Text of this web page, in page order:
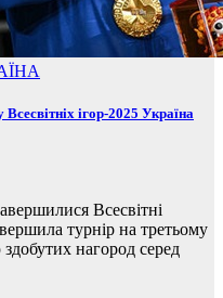
ігор-2025 Україна
Всесвітні
турнір на третьому
здобутих нагород серед